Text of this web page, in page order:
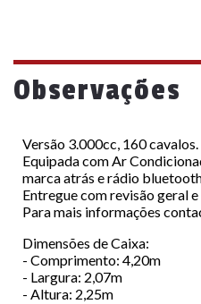
Observações
Versão 3.000cc, 160 cavalos.
Equipada com Ar
marca atrás e rádio
Entregue com revisão geral
Para mais informações
Dimensões de Caixa:
- Comprimento: 4,20m
- Largura: 2,07m
- Altura: 2,25m